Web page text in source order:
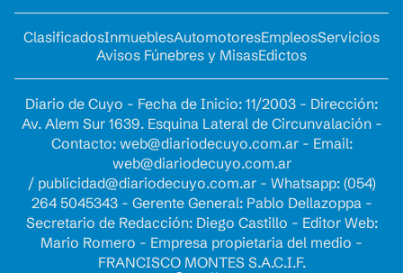
ClasificadosInmueblesAutomotoresEmpleosServicios
Avisos Fúnebres y MisasEdictos
Diario de Cuyo - Fecha de Inicio: 11/2003 - Dirección:
Av. Alem Sur 1639. Esquina Lateral de Circunvalación -
Contacto: web@diariodecuyo.com.ar- Email:
web@diariodecuyo.com.ar
/ publicidad@diariodecuyo.com.ar- Whatsapp: (054)
264 5045343 - Gerente General: Pablo Dellazoppa -
Secretario de Redacción: Diego Castillo - Editor Web:
Mario Romero - Empresa propietaria del medio -
FRANCISCO MONTES S.A.C.I.F.